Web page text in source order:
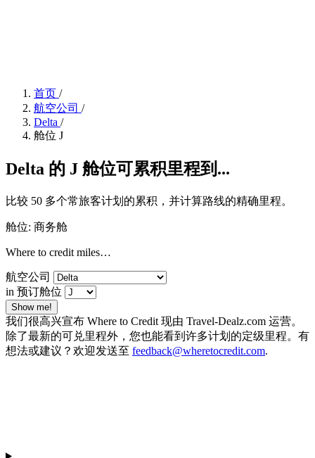
首页 /
航空公司 /
Delta /
舱位 J
Delta 的 J 舱位可累积里程到...
比较 50 多个常旅客计划的累积，并计算路线的精确里程。
舱位: 商务舱
Where to credit miles…
航空公司
in 预订舱位
Show me!
我们很高兴宣布 Where to Credit 现由 Travel-Dealz.com 运营。
除了最新的可兑里程外，您也能看到许多计划的定级里程。有
想法或建议？欢迎发送至 feedback@wheretocredit.com.